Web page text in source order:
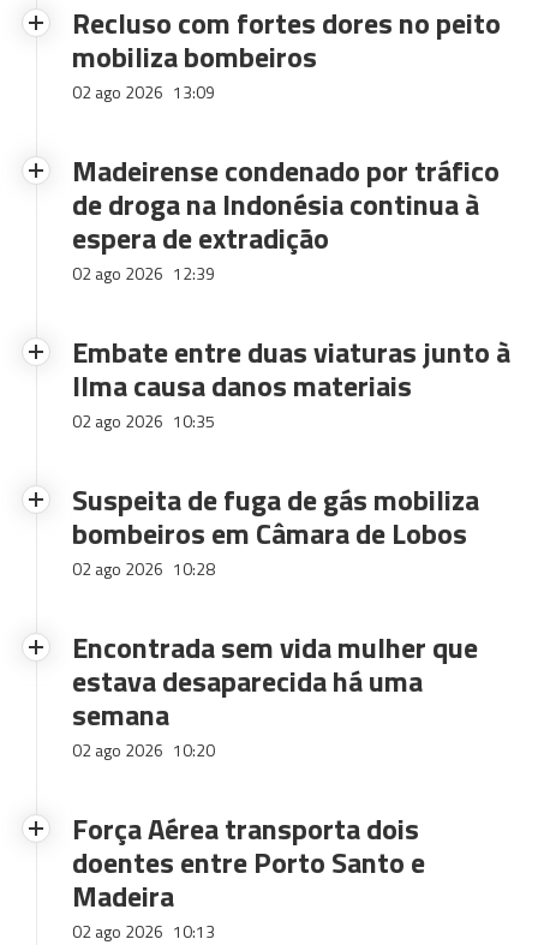
Recluso com fortes dores no peito
mobiliza bombeiros
02 ago 2026 13:09
Madeirense condenado por tráfico
de droga na Indonésia continua à
espera de extradição
02 ago 2026 12:39
Embate entre duas viaturas junto à
Ilma causa danos materiais
02 ago 2026 10:35
Suspeita de fuga de gás mobiliza
bombeiros em Câmara de Lobos
02 ago 2026 10:28
Encontrada sem vida mulher que
estava desaparecida há uma
semana
02 ago 2026 10:20
Força Aérea transporta dois
doentes entre Porto Santo e
Madeira
02 ago 2026 10:13